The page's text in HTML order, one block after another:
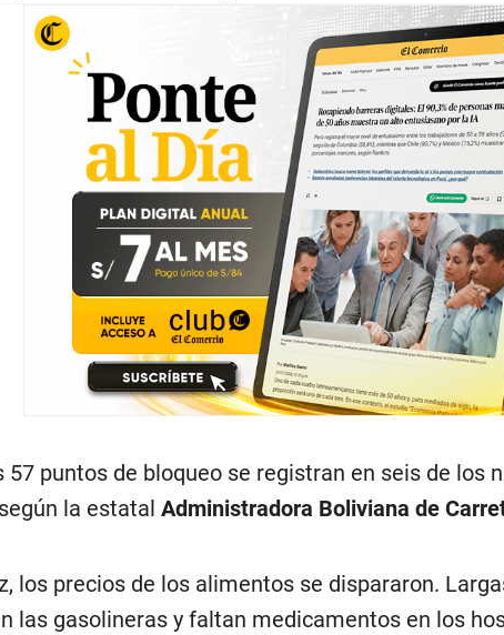
57 puntos de bloqueo se registran en seis de los
la estatal Administradora Boliviana de
los precios de los alimentos se dispararon.
las gasolineras y faltan medicamentos en los